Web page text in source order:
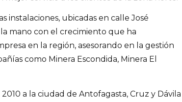
instalaciones, ubicadas en calle José
mano con el crecimiento que ha
en la región, asesorando en la gestión
como Minera Escondida, Minera El
a la ciudad de Antofagasta, Cruz y Dávila